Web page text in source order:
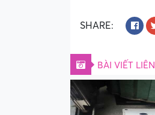
SHARE:
BÀI VIẾT